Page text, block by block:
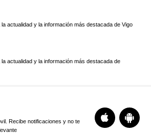
actualidad y la información más destacada de Vigo
actualidad y la información más destacada de
Recibe notificaciones y no te